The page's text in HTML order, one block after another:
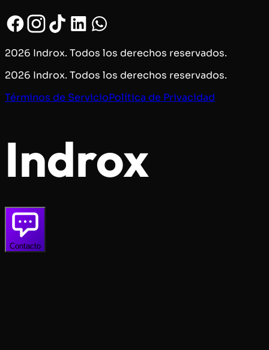
2026 Indrox. Todos los derechos reservados.
2026 Indrox. Todos los derechos reservados.
Términos de ServicioPolítica de Privacidad
Indrox
Contacto